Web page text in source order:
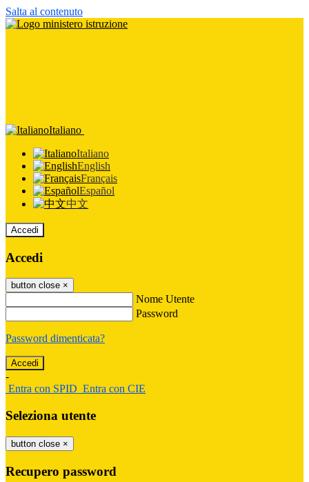
Salta al contenuto
Italiano
Italiano
English
Français
Español
中文
Accedi
Accedi
button close ×
Nome Utente
Password
Password dimenticata?
-
Entra con SPID Entra con CIE
Seleziona utente
button close ×
Recupero password